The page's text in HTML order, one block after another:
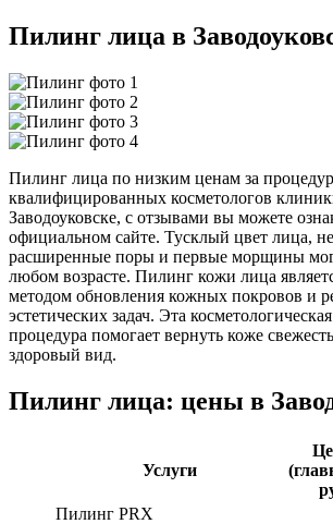
Пилинг лица в
Пилинг лица по низким ценам за
квалифицированных косметологов
Заводоуковске, с отзывами вы можете
официальном сайте. Тусклый цвет лица,
расширенные поры и первые морщины
любом возрасте. Пилинг кожи лица
методом обновления кожных покровов и
эстетических задач. Эта косметологическая
процедура помогает вернуть коже
здоровый вид.
Пилинг лица: цены в
Услуги
Пилинг PRX